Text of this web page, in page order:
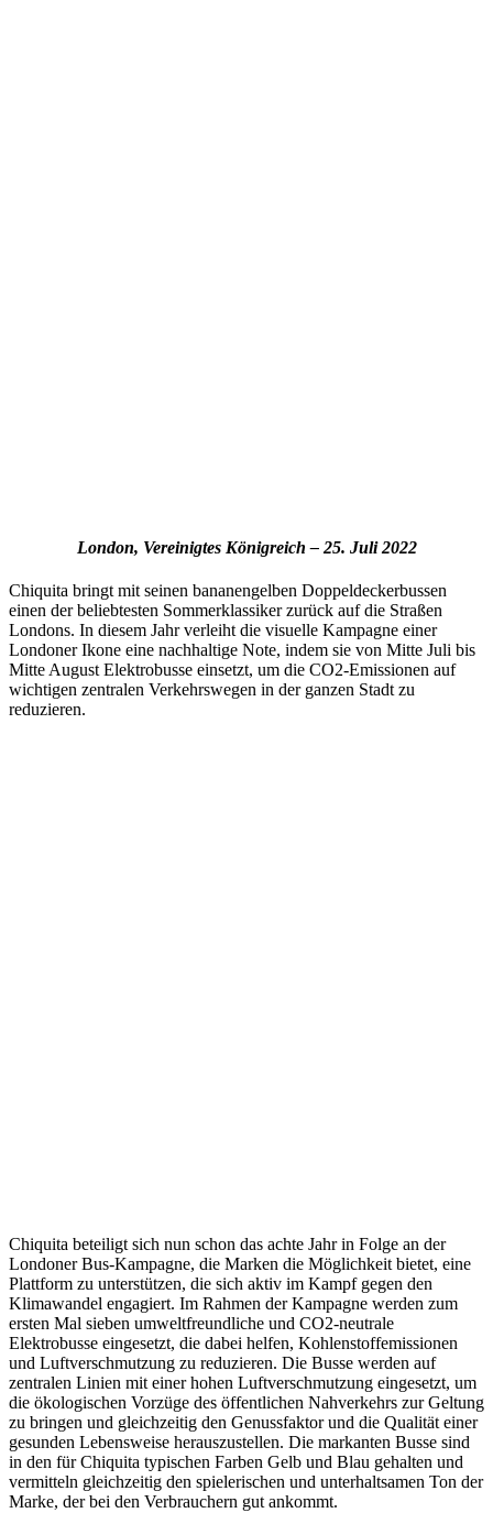
London, Vereinigtes Königreich – 25. Juli 2022
Chiquita bringt mit seinen bananengelben Doppeldeckerbussen
einen der beliebtesten Sommerklassiker zurück auf die Straßen
Londons. In diesem Jahr verleiht die visuelle Kampagne einer
Londoner Ikone eine nachhaltige Note, indem sie von Mitte Juli bis
Mitte August Elektrobusse einsetzt, um die CO2-Emissionen auf
wichtigen zentralen Verkehrswegen in der ganzen Stadt zu
reduzieren.
Chiquita beteiligt sich nun schon das achte Jahr in Folge an der
Londoner Bus-Kampagne, die Marken die Möglichkeit bietet, eine
Plattform zu unterstützen, die sich aktiv im Kampf gegen den
Klimawandel engagiert. Im Rahmen der Kampagne werden zum
ersten Mal sieben umweltfreundliche und CO2-neutrale
Elektrobusse eingesetzt, die dabei helfen, Kohlenstoffemissionen
und Luftverschmutzung zu reduzieren. Die Busse werden auf
zentralen Linien mit einer hohen Luftverschmutzung eingesetzt, um
die ökologischen Vorzüge des öffentlichen Nahverkehrs zur Geltung
zu bringen und gleichzeitig den Genussfaktor und die Qualität einer
gesunden Lebensweise herauszustellen. Die markanten Busse sind
in den für Chiquita typischen Farben Gelb und Blau gehalten und
vermitteln gleichzeitig den spielerischen und unterhaltsamen Ton der
Marke, der bei den Verbrauchern gut ankommt.